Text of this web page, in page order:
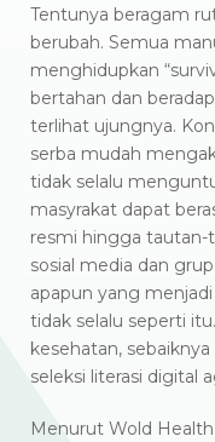
Tentunya beragam
berubah. Semua
menghidupkan
bertahan dan
terlihat ujungnya.
serba mudah
tidak selalu
masyrakat dapat
resmi hingga
sosial media dan
apapun yang menjadi
tidak selalu seperti
kesehatan,
seleksi literasi digital
Menurut Wold